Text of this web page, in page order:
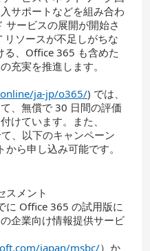
サポートなどを組み合わ
サービスの展開が開始さ
ソースが不足しがちな
る、Office 365 も含めた
充実を推進します。
ja-jp/o365/) では、
、無償で 30 日間の評価
けています。また、
、以下のキャンペーン
ら申し込み可能です。
スメント
に Office 365 の試用版に
企業向け情報提供サービ
japan/msbc/）か